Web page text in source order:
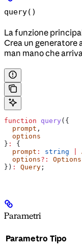
query()
La funzione
Crea un generatore
man mano che
function query ({
  prompt
,
  options
} :
{
  prompt
: string
  options
?: Options
}) : Query ;
Parametri
Parametro Tipo